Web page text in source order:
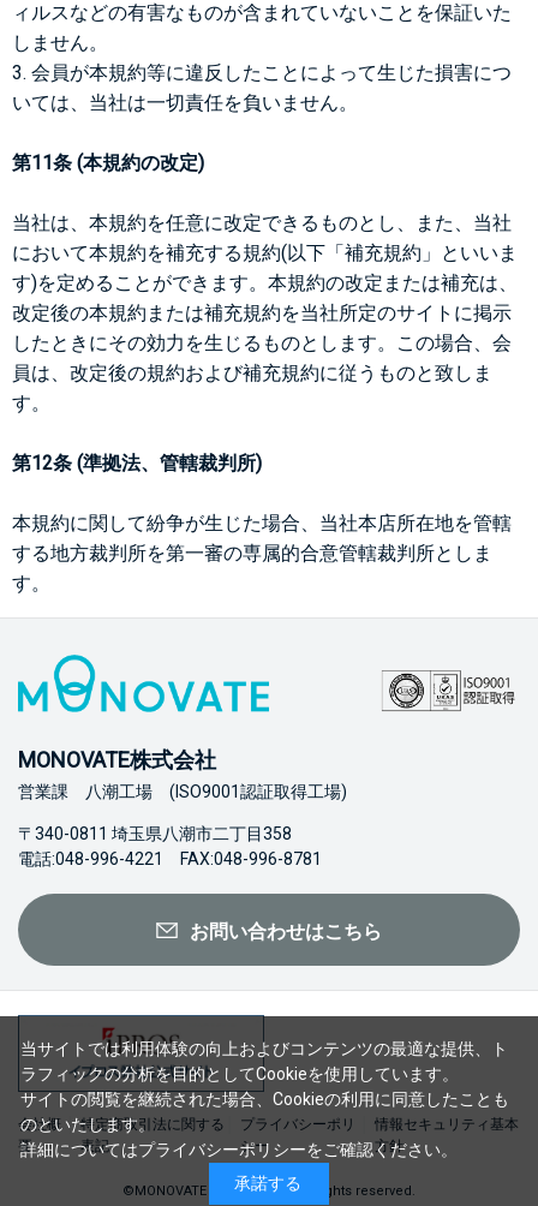
ィルスなどの有害なものが含まれていないことを保証いた
しません。
3. 会員が本規約等に違反したことによって生じた損害につ
いては、当社は一切責任を負いません。
第11条 (本規約の改定)
当社は、本規約を任意に改定できるものとし、また、当社
において本規約を補充する規約(以下「補充規約」といいま
す)を定めることができます。本規約の改定または補充は、
改定後の本規約または補充規約を当社所定のサイトに掲示
したときにその効力を生じるものとします。この場合、会
員は、改定後の規約および補充規約に従うものと致しま
す。
第12条 (準拠法、管轄裁判所)
本規約に関して紛争が生じた場合、当社本店所在地を管轄
する地方裁判所を第一審の専属的合意管轄裁判所としま
す。
MONOVATE株式会社
営業課 八潮工場 (ISO9001認証取得工場)
〒340-0811 埼玉県八潮市二丁目358
電話:048-996-4221 FAX:048-996-8781
お問い合わせはこちら
会社概
要
特定商取引法に関する
表記
プライバシーポリ
シー
情報セキュリティ基本
方針
©MONOVATE Co., Ltd. 2023 All rights reserved.
当サイトでは利用体験の向上およびコンテンツの最適な提供、ト
ラフィックの分析を目的としてCookieを使用しています。
サイトの閲覧を継続された場合、Cookieの利用に同意したことも
のといたします。
詳細についてはプライバシーポリシーをご確認ください。
承諾する